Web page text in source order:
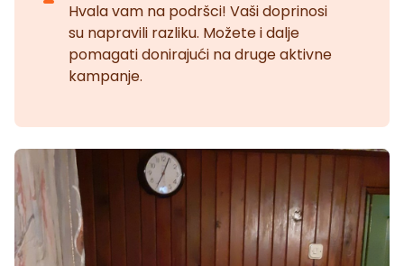
Hvala vam na podršci! Vaši doprinosi
su napravili razliku. Možete i dalje
pomagati donirajući na druge aktivne
kampanje.